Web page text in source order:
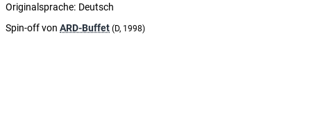
Originalsprache: Deutsch
Spin-off von ARD-Buffet (D, 1998)